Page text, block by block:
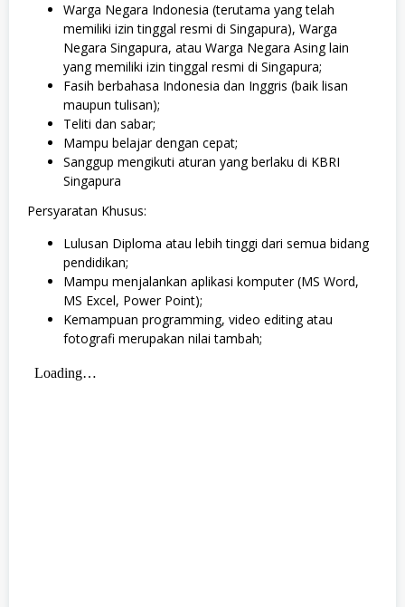
Warga Negara Indonesia (terutama yang telah
memiliki izin tinggal resmi di Singapura), Warga
Negara Singapura, atau Warga Negara Asing lain
yang memiliki izin tinggal resmi di Singapura;
Fasih berbahasa Indonesia dan Inggris (baik lisan
maupun tulisan);
Teliti dan sabar;
Mampu belajar dengan cepat;
Sanggup mengikuti aturan yang berlaku di KBRI
Singapura
Persyaratan Khusus:
Lulusan Diploma atau lebih tinggi dari semua bidang
pendidikan;
Mampu menjalankan aplikasi komputer (MS Word,
MS Excel, Power Point);
Kemampuan programming, video editing atau
fotografi merupakan nilai tambah;